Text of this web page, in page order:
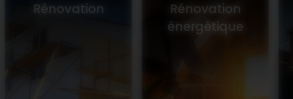
Rénovation
Rénovation
énergétique